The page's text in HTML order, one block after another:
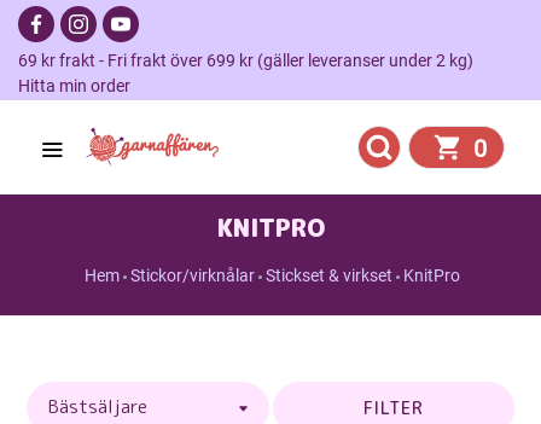
69 kr frakt - Fri frakt över 699 kr (gäller leveranser under 2 kg)
Hitta min order
0
KNITPRO
Hem Stickor/virknålar Stickset & virkset KnitPro
FILTER